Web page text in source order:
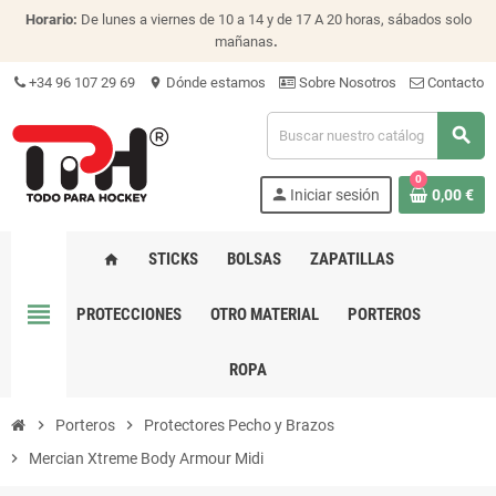
Horario: De lunes a viernes de 10 a 14 y de 17 A 20 horas, sábados solo
mañanas.
+34 96 107 29 69 location_on Dónde estamos Sobre Nosotros Contacto
search
person Iniciar sesión
0
0,00 €
view_headline
home STICKS BOLSAS ZAPATILLAS
PROTECCIONES OTRO MATERIAL PORTEROS
ROPA
chevron_right Porteros chevron_right
Protectores Pecho y Brazos
chevron_right
Mercian Xtreme Body Armour Midi